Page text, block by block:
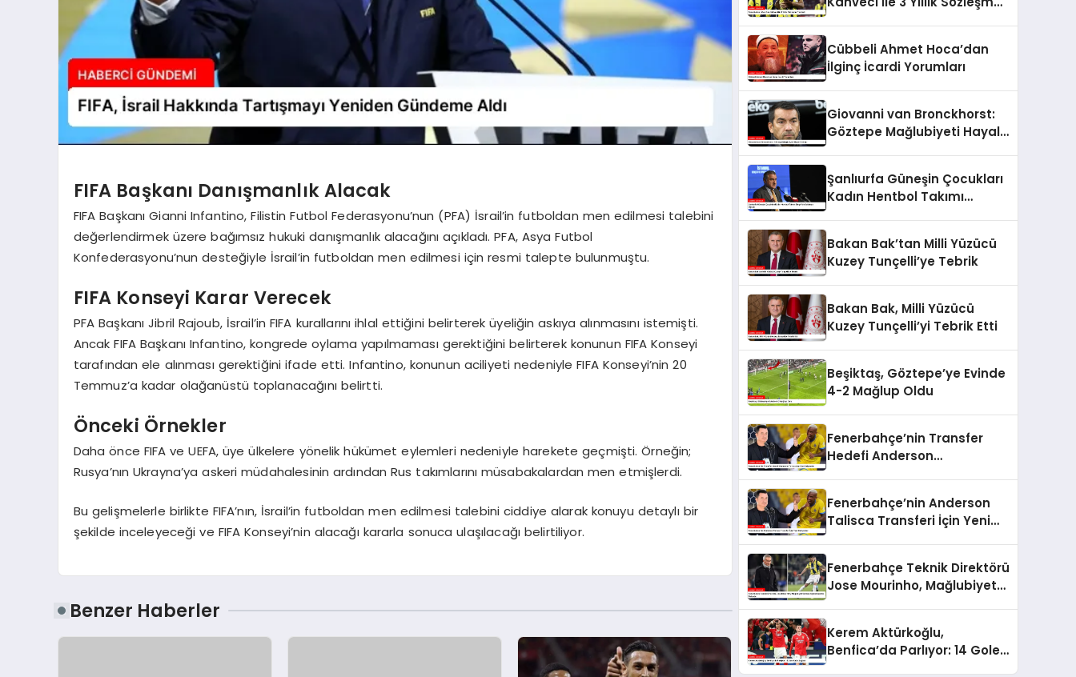
FIFA Başkanı Danışmanlık Alacak
FIFA Başkanı Gianni Infantino, Filistin Futbol Federasyonu’nun (PFA) İsrail’in futboldan men edilmesi talebini
değerlendirmek üzere bağımsız hukuki danışmanlık alacağını açıkladı. PFA, Asya Futbol
Konfederasyonu’nun desteğiyle İsrail’in futboldan men edilmesi için resmi talepte bulunmuştu.
FIFA Konseyi Karar Verecek
PFA Başkanı Jibril Rajoub, İsrail’in FIFA kurallarını ihlal ettiğini belirterek üyeliğin askıya alınmasını istemişti.
Ancak FIFA Başkanı Infantino, kongrede oylama yapılmaması gerektiğini belirterek konunun FIFA Konseyi
tarafından ele alınması gerektiğini ifade etti. Infantino, konunun aciliyeti nedeniyle FIFA Konseyi’nin 20
Temmuz’a kadar olağanüstü toplanacağını belirtti.
Önceki Örnekler
Daha önce FIFA ve UEFA, üye ülkelere yönelik hükümet eylemleri nedeniyle harekete geçmişti. Örneğin;
Rusya’nın Ukrayna’ya askeri müdahalesinin ardından Rus takımlarını müsabakalardan men etmişlerdi.
Bu gelişmelerle birlikte FIFA’nın, İsrail’in futboldan men edilmesi talebini ciddiye alarak konuyu detaylı bir
şekilde inceleyeceği ve FIFA Konseyi’nin alacağı kararla sonuca ulaşılacağı belirtiliyor.
Benzer Haberler
Cübbeli Ahmet Hoca’dan
İlginç İcardi Yorumları
Giovanni van Bronckhorst:
Göztepe Mağlubiyeti Hayal
Şanlıurfa Güneşin Çocukları
Kadın Hentbol Takımı
Bakan Bak’tan Milli Yüzücü
Kuzey Tunçelli’ye Tebrik
Bakan Bak, Milli Yüzücü
Kuzey Tunçelli’yi Tebrik Etti
Beşiktaş, Göztepe’ye Evinde
4-2 Mağlup Oldu
Fenerbahçe’nin Transfer
Hedefi Anderson
Fenerbahçe’nin Anderson
Talisca Transferi İçin Yeni
Fenerbahçe Teknik Direktörü
Jose Mourinho, Mağlubiyet
Kerem Aktürkoğlu,
Benfica’da Parlıyor: 14 Gole